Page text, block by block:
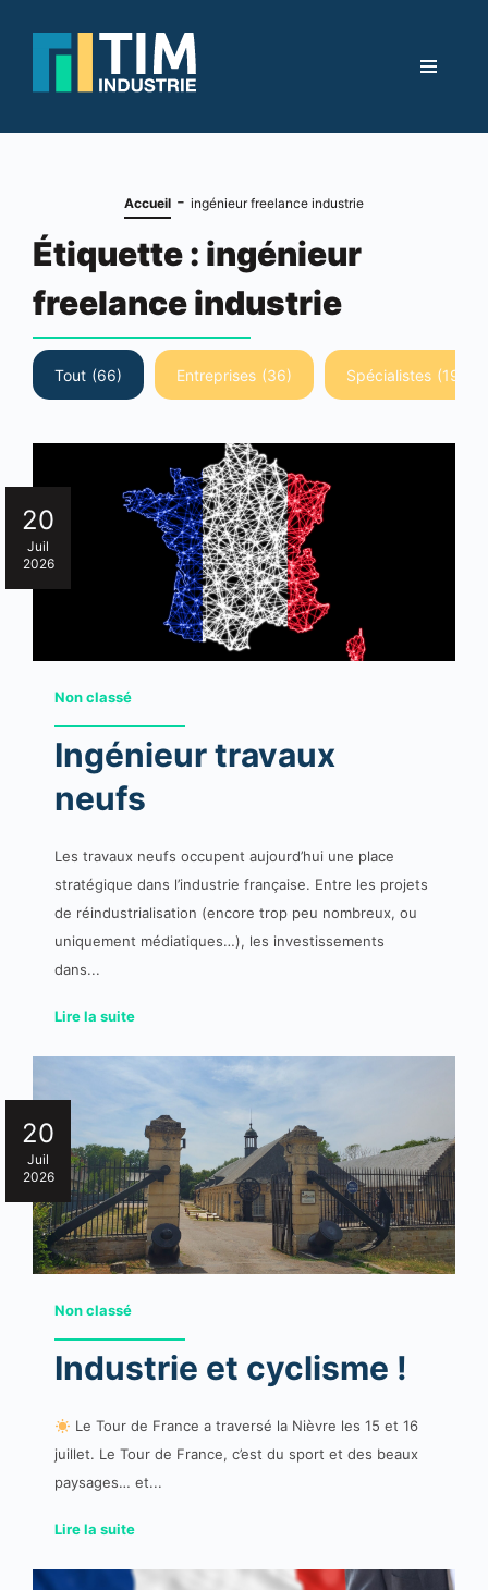
Accueil - ingénieur freelance industrie
Étiquette : ingénieur
freelance industrie
Tout (66) Entreprises (36) Spécialistes (19)
20
Juil
2026
Non classé
Ingénieur travaux
neufs
Les travaux neufs occupent aujourd’hui une place
stratégique dans l’industrie française. Entre les projets
de réindustrialisation (encore trop peu nombreux, ou
uniquement médiatiques…), les investissements
dans...
Lire la suite
20
Juil
2026
Non classé
Industrie et cyclisme !
Le Tour de France a traversé la Nièvre les 15 et 16
juillet. Le Tour de France, c’est du sport et des beaux
paysages… et...
Lire la suite